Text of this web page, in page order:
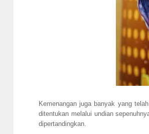
Kemenangan juga banyak yang
ditentukan melalui undian
dipertandingkan.